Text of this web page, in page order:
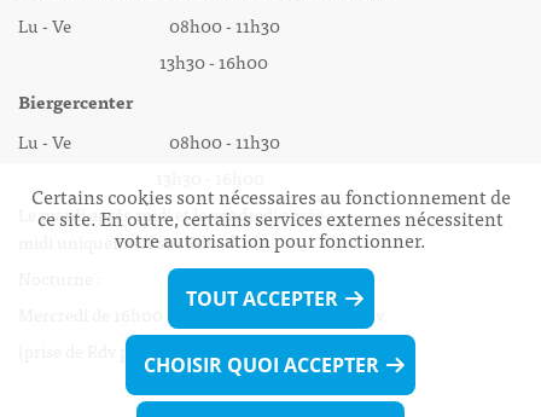
Lu - Ve 08h00 - 11h30
13h30 - 16h00
Biergercenter
Lu - Ve 08h00 - 11h30
Le mardi après-midi et le vendredi après-
midi uniquement sur Rdv.
Mercredi de 16h00 - 18h45 uniquement sur Rdv
(prise de Rdv possible jusqu'à mardi 11h30).
Certains cookies sont nécessaires au fonctionnement de
ce site. En outre, certains services externes nécessitent
votre autorisation pour fonctionner.
TOUT ACCEPTER
CHOISIR QUOI ACCEPTER